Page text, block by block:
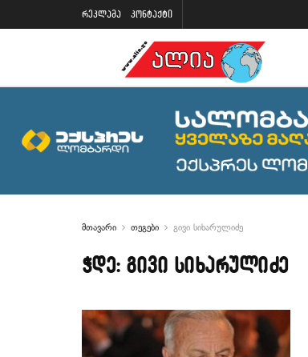
რეკლამა კონტაქტი
მთავარი თეგები გივი სიხარულიძე
ჭდე: გივი სიხარულიძე